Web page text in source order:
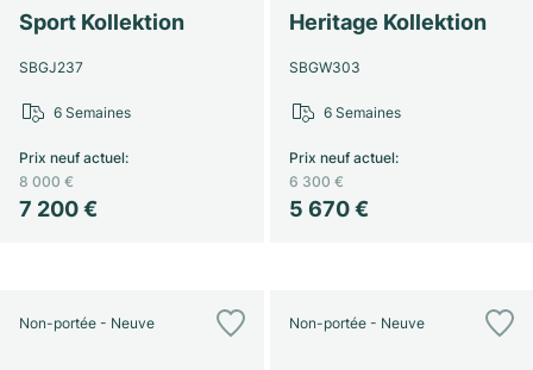
Sport Kollektion
SBGJ237
7 200 €
Prix neuf actuel:
8 000 €
6 Semaines
Heritage Kollektion
SBGW303
5 670 €
Prix neuf actuel:
6 300 €
6 Semaines
Non-portée - Neuve Non-portée - Neuve